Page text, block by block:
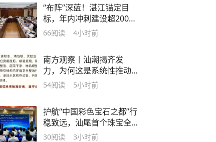
“布阵”深蓝！湛江锚定目
标，年内冲刺建设超2000
个深水网箱
66阅读 4小时前
南方观察丨汕潮揭齐发
力，为何这是系统性推动
“百千万工程”的关键一子？
54阅读 5小时前
护航“中国彩色宝石之都”行
稳致远，汕尾首个珠宝全
产业链法律服务站落地可
30阅读 3小时前